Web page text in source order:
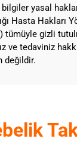
yasal
Hasta Hakları
tümüyle gizli
ve tedaviniz
değildir.